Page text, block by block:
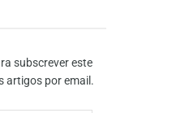
subscrever este
artigos por email.